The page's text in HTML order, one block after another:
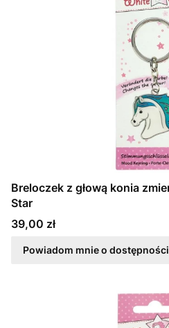
Breloczek z głową konia zmieniający kolory HR White
Star
Cena
39,00 zł
Powiadom mnie o dostępności